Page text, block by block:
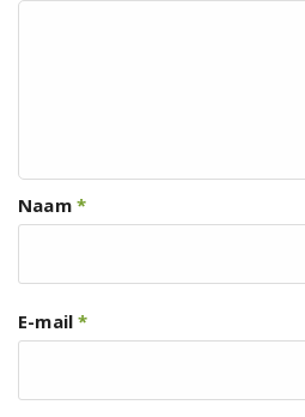
Naam *
E-mail*